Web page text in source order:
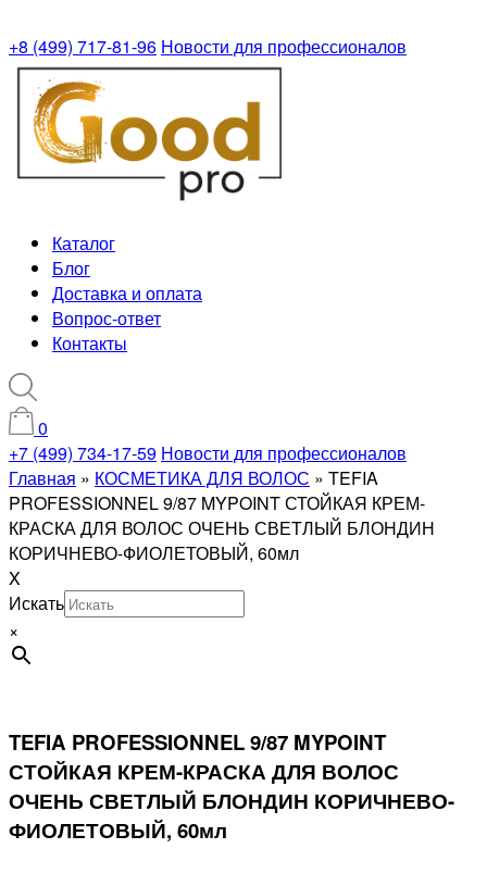
+8 (499) 717-81-96 Новости для профессионалов
Каталог
Блог
Доставка и оплата
Вопрос-ответ
Контакты
0
+7 (499) 734-17-59 Новости для профессионалов
Главная » КОСМЕТИКА ДЛЯ ВОЛОС » TEFIA
PROFESSIONNEL 9/87 MYPOINT СТОЙКАЯ КРЕМ-
КРАСКА ДЛЯ ВОЛОС ОЧЕНЬ СВЕТЛЫЙ БЛОНДИН
КОРИЧНЕВО-ФИОЛЕТОВЫЙ, 60мл
X
Искать
×
TEFIA PROFESSIONNEL 9/87 MYPOINT
СТОЙКАЯ КРЕМ-КРАСКА ДЛЯ ВОЛОС
ОЧЕНЬ СВЕТЛЫЙ БЛОНДИН КОРИЧНЕВО-
ФИОЛЕТОВЫЙ, 60мл